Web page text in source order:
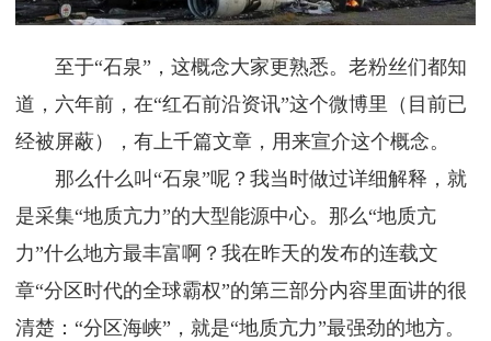
至于“石泉”，这概念大家更熟悉。老粉丝们都知
道，六年前，在“红石前沿资讯”这个微博里（目前已
经被屏蔽），有上千篇文章，用来宣介这个概念。
那么什么叫“石泉”呢？我当时做过详细解释，就
是采集“地质亢力”的大型能源中心。那么“地质亢
力”什么地方最丰富啊？我在昨天的发布的连载文
章“分区时代的全球霸权”的第三部分内容里面讲的很
清楚：“分区海峡”，就是“地质亢力”最强劲的地方。